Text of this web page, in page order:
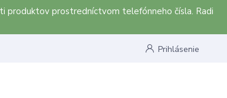
produktov prostredníctvom telefónneho čísla. Radi
Prihlásenie